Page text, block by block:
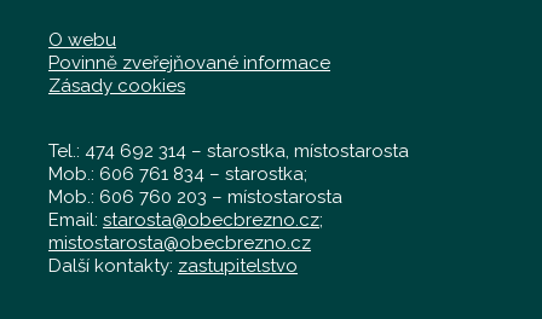
O webu
Povinně zveřejňované informace
Zásady cookies
Tel.: 474 692 314 – starostka, místostarosta
Mob.: 606 761 834 – starostka;
Mob.: 606 760 203 – místostarosta
Email: starosta@obecbrezno.cz;
mistostarosta@obecbrezno.cz
Další kontakty: zastupitelstvo